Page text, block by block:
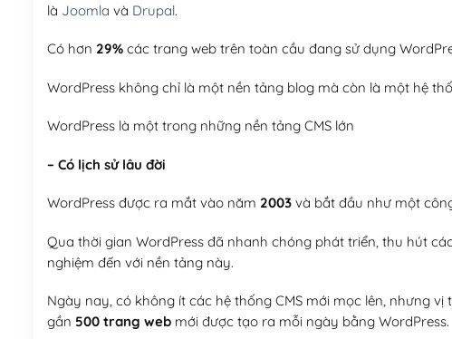
là Joomla và Drupal.
Có hơn 29%các trang web trên toàn cầu đang sử dụng
WordPress không chỉ là một nền tảng blog mà còn là một hệ
WordPress là một trong những nền tảng CMS lớn
– Có lịch sử lâu đời
WordPress được ra mắt vào năm 2003và bắt đầu như một
Qua thời gian WordPress đã nhanh chóng phát triển, thu hút
nghiệm đến với nền tảng này.
Ngày nay, có không ít các hệ thống CMS mới mọc lên, nhưng
gần 500 trang webmới được tạo ra mỗi ngày bằng WordPress.